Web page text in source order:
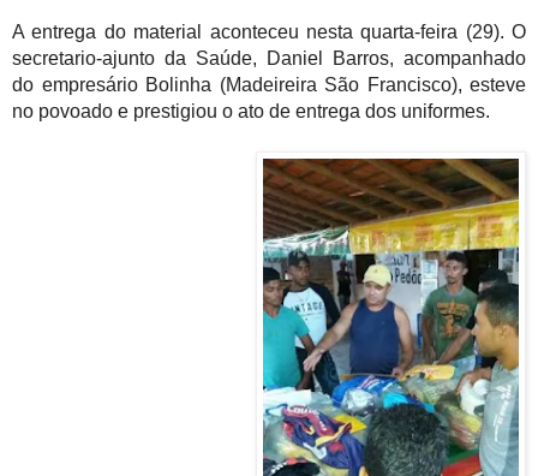
A entrega do material aconteceu nesta quarta-feira (29). O
secretario-ajunto da Saúde, Daniel Barros, acompanhado
do empresário Bolinha (Madeireira São Francisco), esteve
no povoado e prestigiou o ato de entrega dos uniformes.